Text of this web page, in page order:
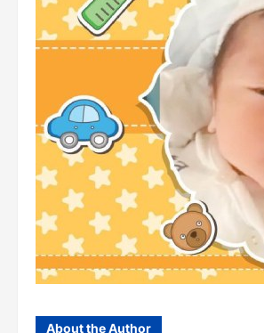
About the Author